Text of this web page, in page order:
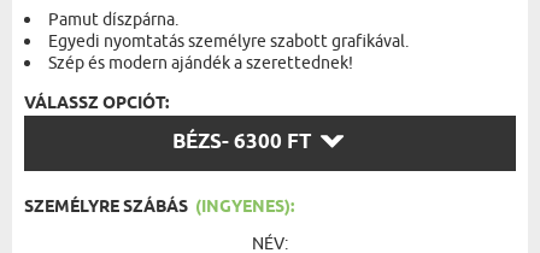
Pamut díszpárna.
Egyedi nyomtatás személyre szabott grafikával.
Szép és modern ajándék a szerettednek!
VÁLASSZ OPCIÓT:
BÉZS- 6300 FT
SZEMÉLYRE SZÁBÁS (INGYENES):
NÉV: